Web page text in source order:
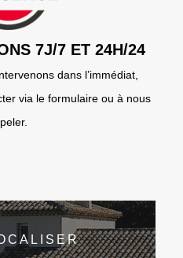
7J/7 ET 24H/24
dans l’immédiat,
via le formulaire ou à nous